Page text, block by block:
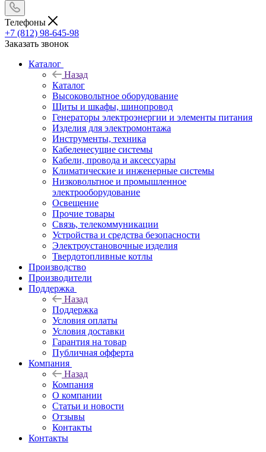
Телефоны
+7 (812) 98-645-98
Заказать звонок
Каталог
Назад
Каталог
Высоковольтное оборудование
Щиты и шкафы, шинопровод
Генераторы электроэнергии и элементы питания
Изделия для электромонтажа
Инструменты, техника
Кабеленесущие системы
Кабели, провода и аксессуары
Климатические и инженерные системы
Низковольтное и промышленное
электрооборудование
Освещение
Прочие товары
Связь, телекоммуникации
Устройства и средства безопасности
Электроустановочные изделия
Твердотопливные котлы
Производство
Производители
Поддержка
Назад
Поддержка
Условия оплаты
Условия доставки
Гарантия на товар
Публичная офферта
Компания
Назад
Компания
О компании
Статьи и новости
Отзывы
Контакты
Контакты